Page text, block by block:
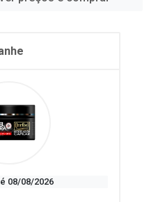
08/08/2026